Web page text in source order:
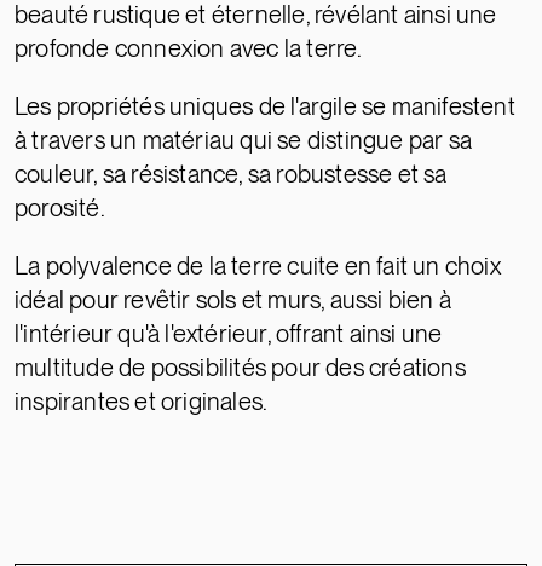
beauté rustique et éternelle, révélant ainsi une
profonde connexion avec la terre.
Les propriétés uniques de l'argile se manifestent
à travers un matériau qui se distingue par sa
couleur, sa résistance, sa robustesse et sa
porosité.
La polyvalence de la terre cuite en fait un choix
idéal pour revêtir sols et murs, aussi bien à
l'intérieur qu'à l'extérieur, offrant ainsi une
multitude de possibilités pour des créations
inspirantes et originales.